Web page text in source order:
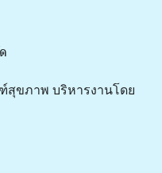
ขภาพ บริหารงานโดย